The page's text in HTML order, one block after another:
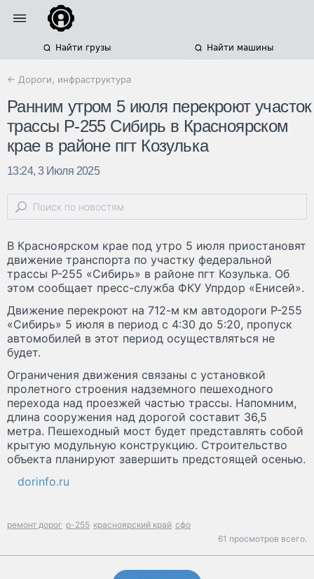
Найти грузы Найти машины
← Дороги, инфраструктура
Ранним утром 5 июля перекроют участок
трассы Р-255 Сибирь в Красноярском
крае в районе пгт Козулька
13:24, 3 Июля 2025
В Красноярском крае под утро 5 июля приостановят
движение транспорта по участку федеральной
трассы Р-255 «Сибирь» в районе пгт Козулька. Об
этом сообщает пресс-служба ФКУ Упрдор «Енисей».
Движение перекроют на 712-м км автодороги Р-255
«Сибирь» 5 июля в период с 4:30 до 5:20, пропуск
автомобилей в этот период осуществляться не
будет.
Ограничения движения связаны с установкой
пролетного строения надземного пешеходного
перехода над проезжей частью трассы. Напомним,
длина сооружения над дорогой составит 36,5
метра. Пешеходный мост будет представлять собой
крытую модульную конструкцию. Строительство
объекта планируют завершить предстоящей осенью.
dorinfo.ru
ремонт дорог р-255 красноярский край сфо
61 просмотров всего.